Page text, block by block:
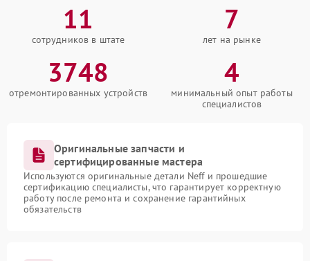
11
сотрудников в штате
7
лет на рынке
3748
отремонтированных устройств
4
минимальный опыт работы
специалистов
Оригинальные запчасти и
сертифицированные мастера
Используются оригинальные детали Neff и прошедшие
сертификацию специалисты, что гарантирует корректную
работу после ремонта и сохранение гарантийных
обязательств